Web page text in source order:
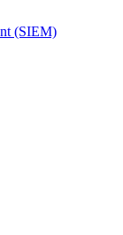
(SIEM)